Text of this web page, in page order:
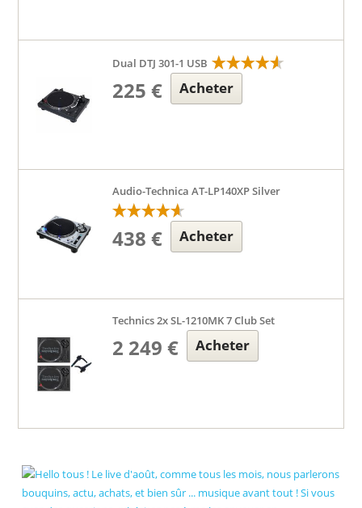
Dual DTJ 301-1 USB
225 € Acheter
Audio-Technica AT-LP140XP Silver
438 € Acheter
Technics 2x SL-1210MK 7 Club Set
2 249 € Acheter